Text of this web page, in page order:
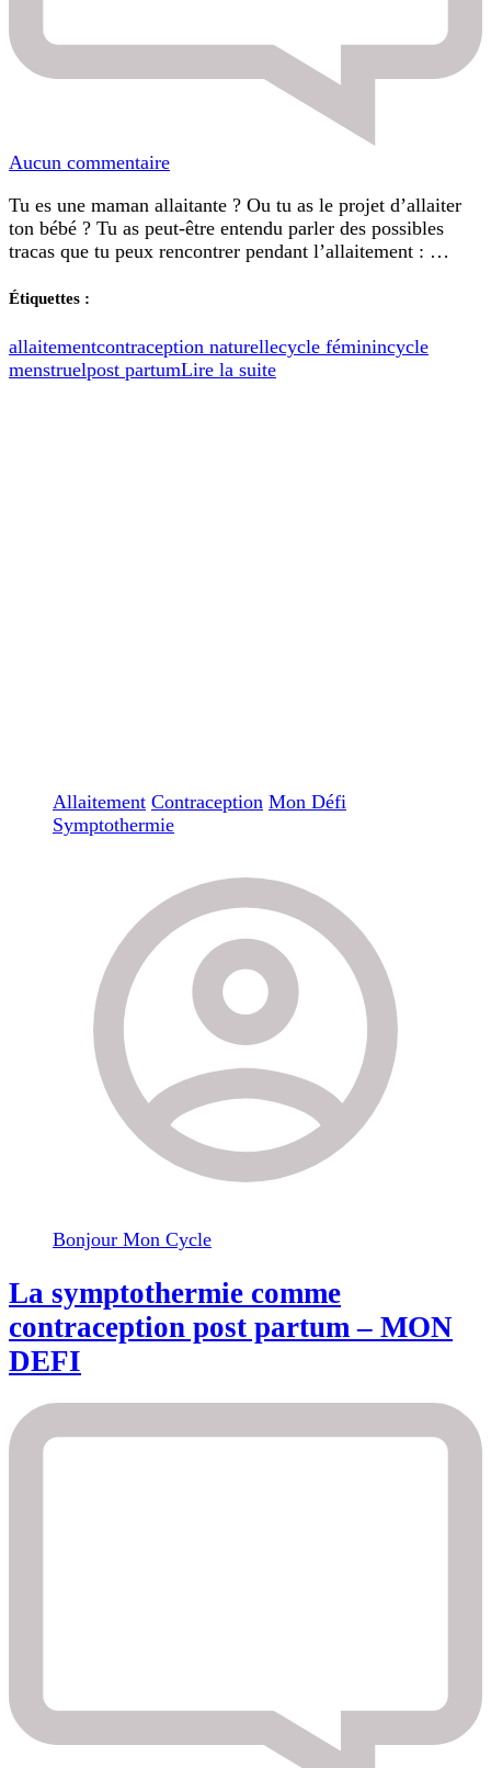
Aucun commentaire7
pour
débuter
l’allaitement
Tu es une maman allaitante ? Ou tu as le projet d’allaiter
ton bébé ? Tu as peut-être entendu parler des possibles
tracas que tu peux rencontrer pendant l’allaitement : …
Étiquettes :
allaitementcontraception naturellecycle féminincycle
menstruelpost partumLire la suite
Allaitement Contraception Mon Défi
Symptothermie
Bonjour Mon Cycle
La symptothermie comme
contraception post partum – MON
DEFI